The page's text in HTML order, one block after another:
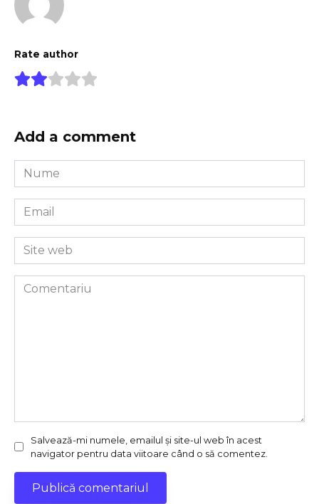
Rate author
Add a comment
Nume
*
Email
*
Site
web
Comentariu
Salvează-mi numele, emailul și site-ul web în acest
navigator pentru data viitoare când o să comentez.